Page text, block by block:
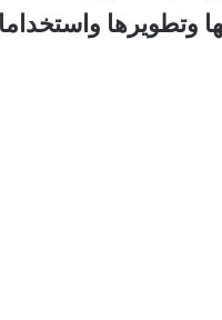
وتطويرها